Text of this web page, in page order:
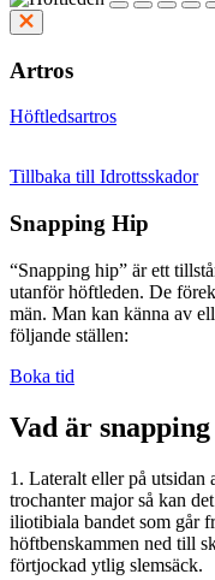
Artros
Höftledsartros
Tillbaka till Idrottsskador
Snapping Hip
“Snapping hip” är ett
utanför höftleden. De
män. Man kan känna av
följande ställen:
Boka tid
Vad är
1. Lateralt eller på utsidan
trochanter major så kan
iliotibiala bandet som går
höftbenskammen ned till
förtjockad ytlig slemsäck.